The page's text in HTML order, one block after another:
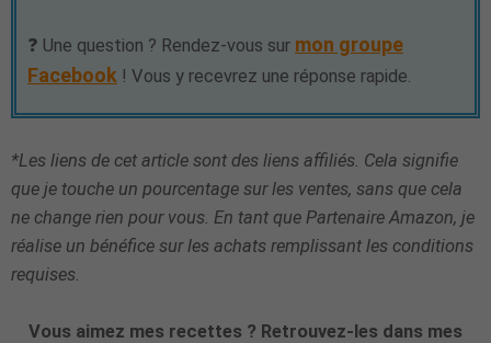
❓ Une question ? Rendez-vous sur mon groupe
Facebook ! Vous y recevrez une réponse rapide.
*Les liens de cet article sont des liens affiliés. Cela signifie
que je touche un pourcentage sur les ventes, sans que cela
ne change rien pour vous. En tant que Partenaire Amazon, je
réalise un bénéfice sur les achats remplissant les conditions
requises.
Vous aimez mes recettes ? Retrouvez-les dans mes